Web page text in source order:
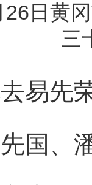
26日黄
三
先荣
、潘